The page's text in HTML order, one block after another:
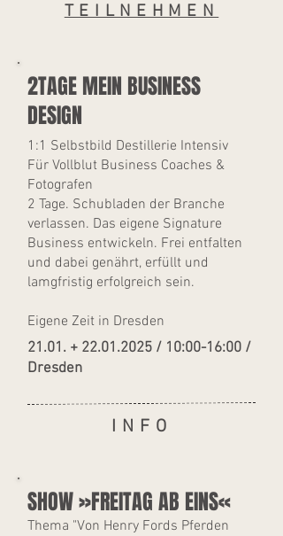
TEILNEHMEN
2TAGE MEIN BUSINESS
DESIGN
1:1 Selbstbild Destillerie Intensiv
Für Vollblut Business Coaches &
Fotografen
2 Tage. Schubladen der Branche
verlassen. Das eigene Signature
Business entwickeln. Frei entfalten
und dabei genährt, erfüllt und
lamgfristig erfolgreich sein.
Eigene Zeit in Dresden
21.01. + 22.01.2025 / 10:00-16:00 /
Dresden
INFO
SHOW »FREITAG AB EINS«
Thema "Von Henry Fords Pferden